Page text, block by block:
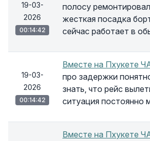
19-03-
2026
00:14:42
полосу
жесткая посадка
сейчас работает в
19-03-
2026
00:14:42
Вместе на Пхукете
про задержки
знать, что рейс
ситуация постоянно
Вместе на Пхукете